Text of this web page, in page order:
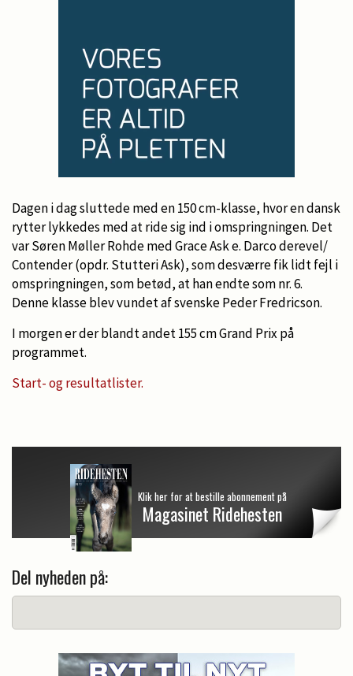
Dagen i dag sluttede med en 150 cm-klasse, hvor en dansk
rytter lykkedes med at ride sig ind i omspringningen. Det
var Søren Møller Rohde med Grace Ask e. Darco derevel/
Contender (opdr. Stutteri Ask), som desværre fik lidt fejl i
omspringningen, som betød, at han endte som nr. 6.
Denne klasse blev vundet af svenske Peder Fredricson.
I morgen er der blandt andet 155 cm Grand Prix på
programmet.
Start- og resultatlister.
Klik her for at bestille abonnement på
Magasinet Ridehesten
Del nyheden på: